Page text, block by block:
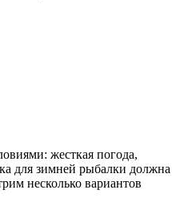
жесткая погода,
для зимней рыбалки должна
несколько вариантов